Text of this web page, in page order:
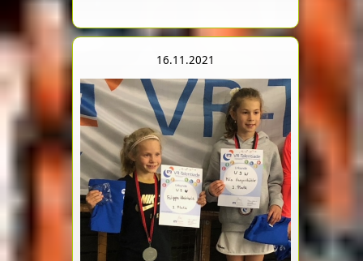
16.11.2021